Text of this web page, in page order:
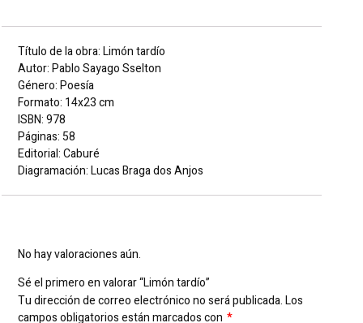
Título de la obra: Limón tardío
Autor: Pablo Sayago Sselton
Género: Poesía
Formato: 14x23 cm
ISBN: 978
Páginas: 58
Editorial: Caburé
Diagramación: Lucas Braga dos Anjos
No hay valoraciones aún.
Sé el primero en valorar “Limón tardío”
Tu dirección de correo electrónico no será publicada.Los
campos obligatorios están marcados con *